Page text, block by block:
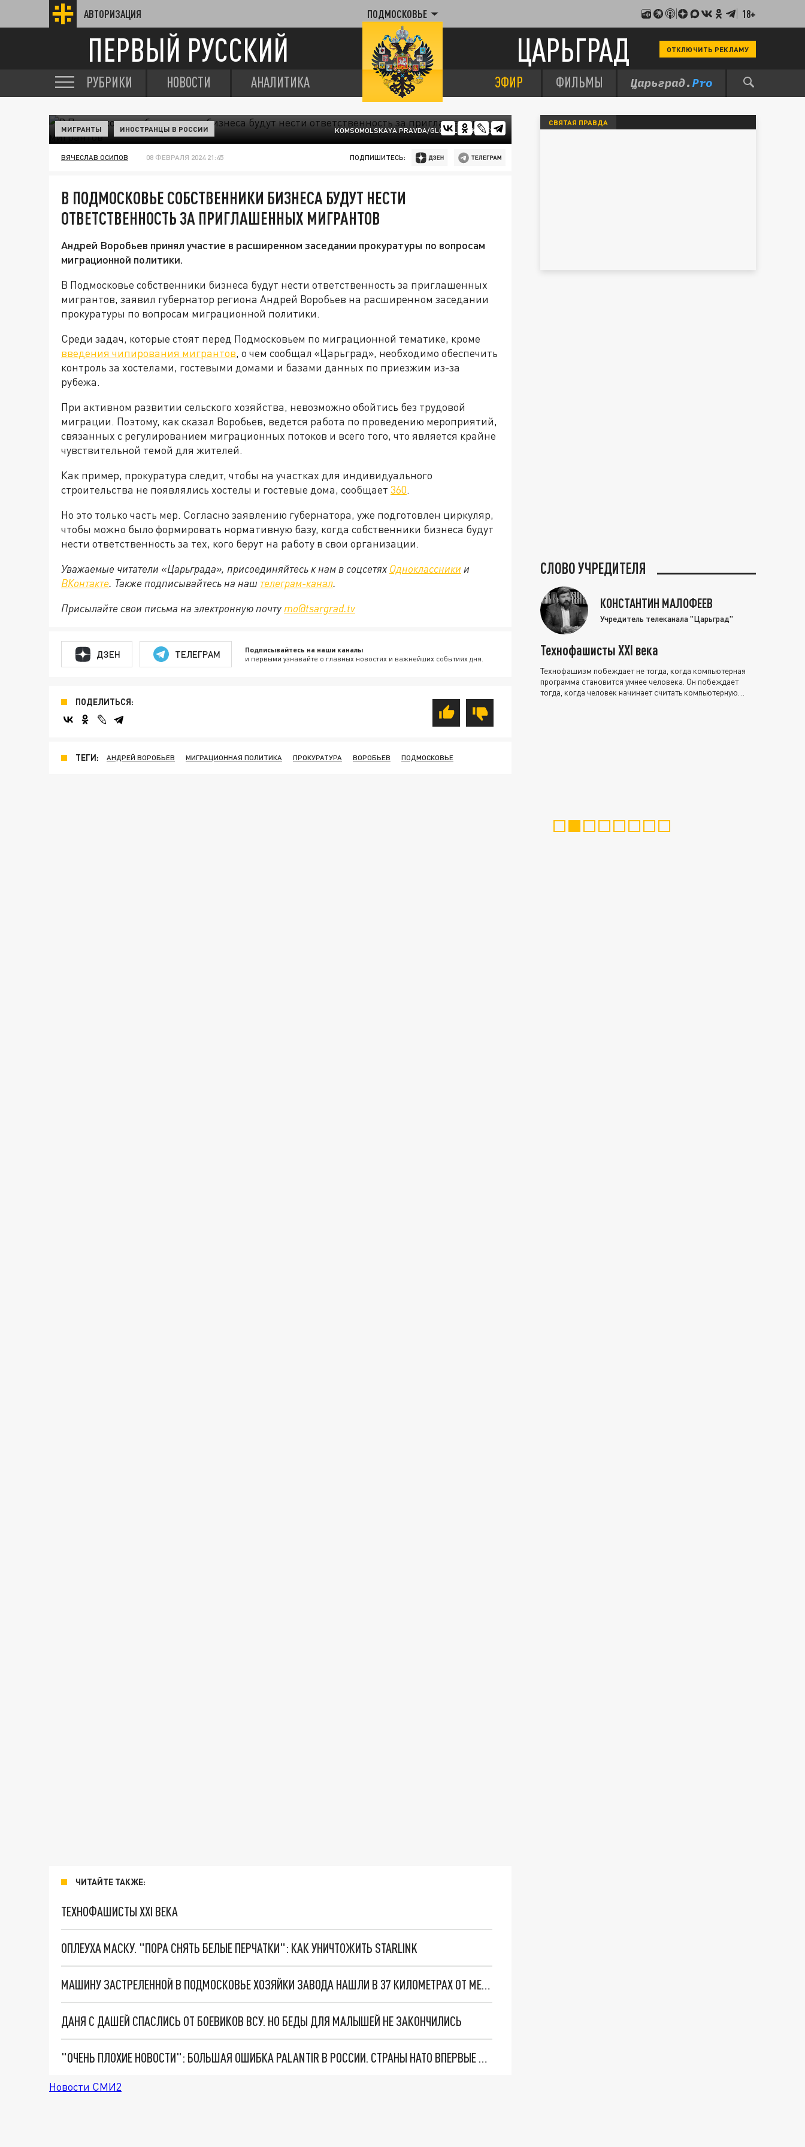
АВТОРИЗАЦИЯ ПОДМОСКОВЬЕ 18+
ПЕРВЫЙ РУССКИЙ ЦАРЬГРАД ОТКЛЮЧИТЬ РЕКЛАМУ
РУБРИКИ НОВОСТИ АНАЛИТИКА ЭФИР ФИЛЬМЫ
KOMSOMOLSKAYA PRAVDA/GLOBALLOOKPRESS
МИГРАНТЫ ИНОСТРАНЦЫ В РОССИИ
ВЯЧЕСЛАВ ОСИПОВ 08 ФЕВРАЛЯ 2024 21:45 ПОДПИШИТЕСЬ:
В ПОДМОСКОВЬЕ СОБСТВЕННИКИ БИЗНЕСА БУДУТ НЕСТИ
ОТВЕТСТВЕННОСТЬ ЗА ПРИГЛАШЕННЫХ МИГРАНТОВ
Андрей Воробьев принял участие в расширенном заседании прокуратуры по вопросам
миграционной политики.
В Подмосковье собственники бизнеса будут нести ответственность за приглашенных
мигрантов, заявил губернатор региона Андрей Воробьев на расширенном заседании
прокуратуры по вопросам миграционной политики.
Среди задач, которые стоят перед Подмосковьем по миграционной тематике, кроме
введения чипирования мигрантов, о чем сообщал «Царьград», необходимо обеспечить
контроль за хостелами, гостевыми домами и базами данных по приезжим из-за
рубежа.
При активном развитии сельского хозяйства, невозможно обойтись без трудовой
миграции. Поэтому, как сказал Воробьев, ведется работа по проведению мероприятий,
связанных с регулированием миграционных потоков и всего того, что является крайне
чувствительной темой для жителей.
Как пример, прокуратура следит, чтобы на участках для индивидуального
строительства не появлялись хостелы и гостевые дома, сообщает 360.
Но это только часть мер. Согласно заявлению губернатора, уже подготовлен циркуляр,
чтобы можно было формировать нормативную базу, когда собственники бизнеса будут
нести ответственность за тех, кого берут на работу в свои организации.
Уважаемые читатели «Царьграда», присоединяйтесь к нам в соцсетях Одноклассники и
ВКонтакте. Также подписывайтесь на наш телеграм-канал.
Присылайте свои письма на электронную почту mo@tsargrad.tv
ДЗЕН ТЕЛЕГРАМ Подписывайтесь на наши каналы
и первыми узнавайте о главных новостях и важнейших событиях дня.
ПОДЕЛИТЬСЯ:
ТЕГИ: АНДРЕЙ ВОРОБЬЕВ МИГРАЦИОННАЯ ПОЛИТИКА ПРОКУРАТУРА ВОРОБЬЕВ ПОДМОСКОВЬЕ
ЧИТАЙТЕ ТАКЖЕ:
ТЕХНОФАШИСТЫ XXI ВЕКА
ОПЛЕУХА МАСКУ. "ПОРА СНЯТЬ БЕЛЫЕ ПЕРЧАТКИ": КАК УНИЧТОЖИТЬ STARLINK
МАШИНУ ЗАСТРЕЛЕННОЙ В ПОДМОСКОВЬЕ ХОЗЯЙКИ ЗАВОДА НАШЛИ В 37 КИЛОМЕТРАХ ОТ МЕСТА УБИЙСТВА
ДАНЯ С ДАШЕЙ СПАСЛИСЬ ОТ БОЕВИКОВ ВСУ. НО БЕДЫ ДЛЯ МАЛЫШЕЙ НЕ ЗАКОНЧИЛИСЬ
"ОЧЕНЬ ПЛОХИЕ НОВОСТИ": БОЛЬШАЯ ОШИБКА PALANTIR В РОССИИ. СТРАНЫ НАТО ВПЕРВЫЕ ЗА СВО ОСТАНОВИЛИ ПОСТАВКИ ОРУЖИЯ. ВСУ ТЕРЯЮТ ПРИГРАНИЧЬЕ?
Новости СМИ2
СВЯТАЯ ПРАВДА
СЛОВО УЧРЕДИТЕЛЯ
КОНСТАНТИН МАЛОФЕЕВ
Учредитель телеканала "Царьград"
Технофашисты XXI века
Технофашизм побеждает не тогда, когда компьютерная
программа становится умнее человека. Он побеждает
тогда, когда человек начинает считать компьютерную